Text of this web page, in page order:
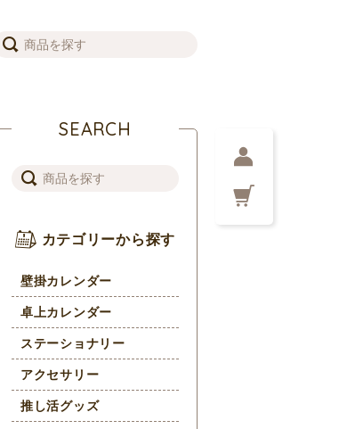
SEARCH
カテゴリーから探す
壁掛カレンダー
卓上カレンダー
ステーショナリー
アクセサリー
推し活グッズ